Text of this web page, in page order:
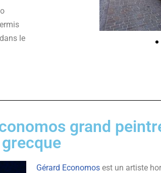
le
grand
grecque
Gérard Economos est un artiste